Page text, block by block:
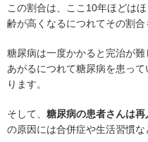
この割合は、ここ10年ほどは
齢が高くなるにつれてその割合
糖尿病は一度かかると完治が
あがるにつれて糖尿病を患っ
ります。
そして、 糖尿病の患者さんは再
の原因には合併症や生活習慣な